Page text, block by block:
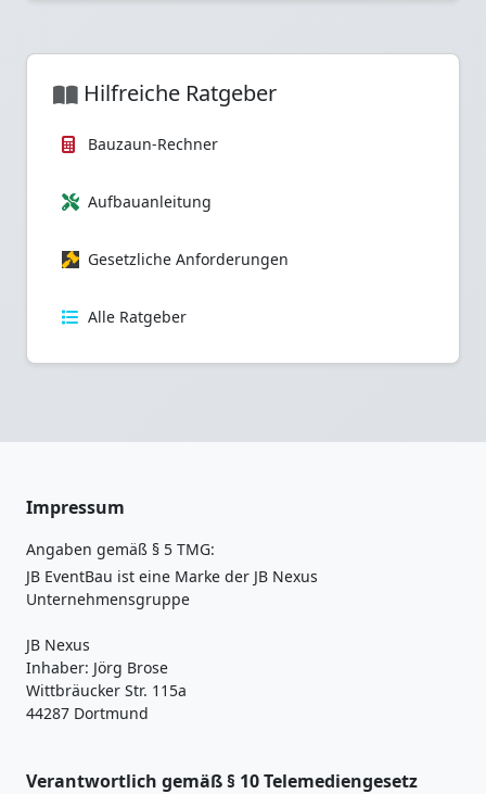
Hilfreiche Ratgeber
Bauzaun-Rechner
Aufbauanleitung
Gesetzliche Anforderungen
Alle Ratgeber
Impressum
Angaben gemäß § 5 TMG:
JB EventBau ist eine Marke der JB Nexus
Unternehmensgruppe
JB Nexus
Inhaber: Jörg Brose
Wittbräucker Str. 115a
44287 Dortmund
Verantwortlich gemäß § 10 Telemediengesetz